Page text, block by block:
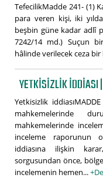
TefecilikMadde 241- (1)
para veren kişi, iki
beşbin güne kadar adlî
7242/14 md.) Suçun
hâlinde verilecek ceza bir
YETKISIZLIK IDDIASI
Yetkisizlik
mahkemelerinde
mahkemelerinde
inceleme raporunun
iddiasına ilişkin
sorgusundan önce,
incelemenin hemen...